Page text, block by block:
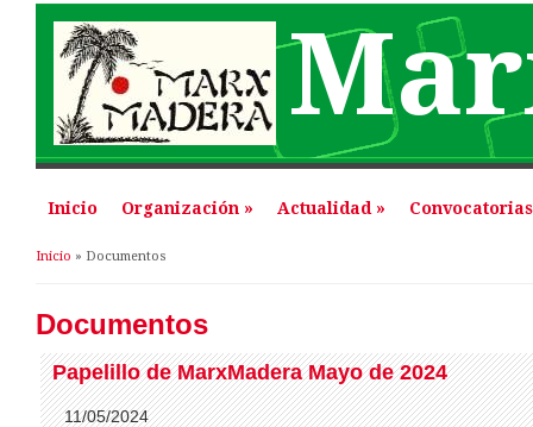
Inicio Organización » Actualidad » Convocatorias
Se encuentra usted aquí
Inicio » Documentos
Documentos
Papelillo de MarxMadera Mayo de 2024
11/05/2024